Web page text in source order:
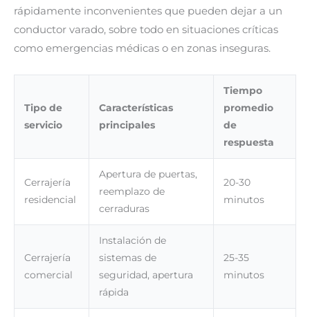
rápidamente inconvenientes que pueden dejar a un
conductor varado, sobre todo en situaciones críticas
como emergencias médicas o en zonas inseguras.
Tipo de
servicio
Características
principales
Tiempo
promedio
de
respuesta
Cerrajería
residencial
Apertura de puertas,
reemplazo de
cerraduras
20-30
minutos
Cerrajería
comercial
Instalación de
sistemas de
seguridad, apertura
rápida
25-35
minutos